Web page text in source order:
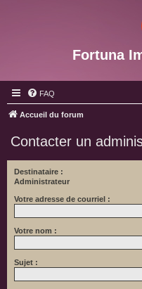
Fortuna
FAQ
Accueil du forum
Contacter un
Destinataire :
Administrateur
Votre adresse de courriel :
Votre nom :
Sujet :